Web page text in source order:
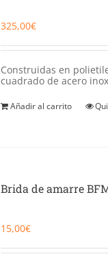
325,00€
Construidas en
cuadrado de acero inox
Añadir al carrito
Brida de amarre
15,00€